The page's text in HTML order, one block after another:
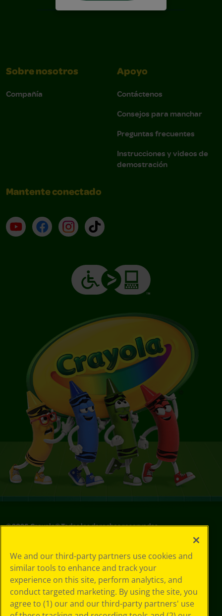
Sobre nosotros
Compañía
Apoyo
Contáctenos
Consejos para manchar
Preguntas frecuentes
Instrucciones y videos de
demostración
Mantente conectado
YouTube (en inglés)
Facebook (en inglés)
Instagram (en inglés)
TikTok
©2026Crayola® Todos los derechos reservados.
de privacidad
Política de
privacidad
Términos de SMS
GDPR
Aviso de
We and our third-party partners use cookies and
similar tools to enhance and track your
experience on this site, perform analytics, and
conduct targeted marketing. By using the site, you
agree to (1) our and our third-party partners' use